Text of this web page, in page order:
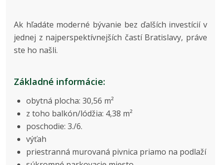
Ak hľadáte moderné bývanie bez ďalších investícií v
jednej z najperspektívnejších častí Bratislavy, práve
ste ho našli.
Základné informácie:
obytná plocha: 30,56 m²
z toho balkón/lódžia: 4,38 m²
poschodie: 3./6.
výťah
priestranná murovaná pivnica priamo na podlaží